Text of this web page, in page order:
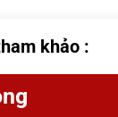
khảo :